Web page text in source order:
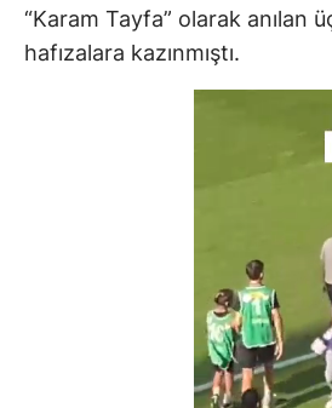
“Karam Tayfa” olarak anılan
hafızalara kazınmıştı.